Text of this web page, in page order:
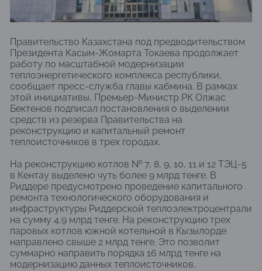
Правительство Казахстана под предводительством
Президента Касым-Жомарта Токаева продолжает
работу по масштабной модернизации
теплоэнергетического комплекса республики,
сообщает пресс-служба главы кабмина. В рамках
этой инициативы, Премьер-Министр РК Олжас
Бектенов подписал постановления о выделении
средств из резерва Правительства на
реконструкцию и капитальный ремонт
теплоисточников в трех городах.
На реконструкцию котлов № 7, 8, 9, 10, 11 и 12 ТЭЦ-5
в Кентау выделено чуть более 9 млрд тенге. В
Риддере предусмотрено проведение капитального
ремонта технологического оборудования и
инфраструктуры Риддерской теплоэлектроцентрали
на сумму 4,9 млрд тенге. На реконструкцию трех
паровых котлов южной котельной в Кызылорде
направлено свыше 2 млрд тенге. Это позволит
суммарно направить порядка 16 млрд тенге на
модернизацию данных теплоисточников.